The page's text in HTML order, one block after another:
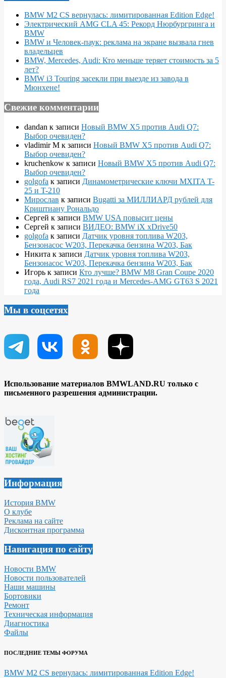
BMW M2 CS вернулась: лимитированная Edition Edge!
Электрический AMG CLA 45: Рекорд Нюрбургринга и
BMW
BMW и Человек-паук: реклама на экране вызвала гнев
владельцев
BMW, Mercedes, Audi: Кто меньше теряет стоимость за 5
лет?
BMW i3 Touring засекли при выезде из завода в
Мюнхене!
Свежие комментарии
dandan к записи Новый BMW X5 против Audi Q7:
Выбор очевиден?
vladimir M к записи Новый BMW X5 против Audi Q7:
Выбор очевиден?
kruchenkow к записи Новый BMW X5 против Audi Q7:
Выбор очевиден?
golgofa к записи Динамометрические ключи MXITA T-
25 и T-210
Мирослав к записи Bugatti за МИЛЛИАРД рублей для
Криштиану Рональдо
Сергей к записи BMW USA повысит цены
Сергей к записи ВИДЕО: BMW iX xDrive50
golgofa к записи Датчик уровня топлива W203,
Бензонасос W203, Перекачка бензина W203, Бак
Никита к записи Датчик уровня топлива W203,
Бензонасос W203, Перекачка бензина W203, Бак
Игорь к записи Кто лучше? BMW M8 Gran Coupe 2020
года, Audi RS7 2021 года и Mercedes-AMG GT63 S 2021
года
Мы в соцсетях
Использование материалов BMWLAND.RU только с
письменного разрешения администрации.
Информация
История BMW
О клубе
Реклама на сайте
Дисконтная программа
Навигация по сайту
Новости BMW
Новости пользователей
Наши машины
Бортовики
Ремонт
Техническая информация
Диагностика
Файлы
ПОСЛЕДНИЕ ТЕМЫ ФОРУМА
BMW M2 CS вернулась: лимитированная Edition Edge!